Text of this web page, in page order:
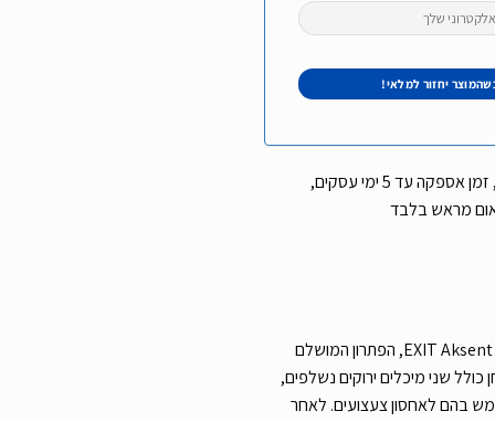
עלות משלוח שליח עד הבית 49 ש”ח, זמן אספקה עד 5 ימי עסקים,
מראש בלבד
הכירו את שולחן החול, המים והפיקניק EXIT Aksent, הפתרון המושלם
שני מיכלים ירוקים נשלפים,
בהם לאחסון צעצועים. לאחר